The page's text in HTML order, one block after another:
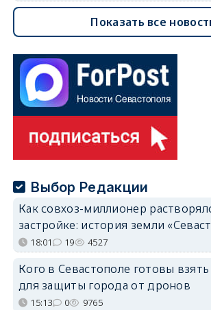
Показать все
Выбор Редакции
Как совхоз-миллионер
застройке: история земли
18:01 19 4527
Кого в Севастополе готовы
для защиты города от дронов
15:13 0 9765